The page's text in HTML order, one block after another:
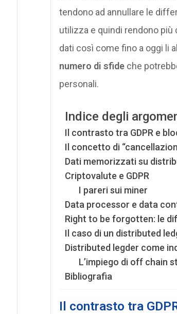
tendono ad annullare le
utilizza e quindi rendono
dati così come fino a oggi li
numero di sfideche
personali.
Indice degli
Il contrasto tra GDPR e
Il concetto di
Dati memorizzati su
Criptovalute e GDPR
I pareri sui miner
Data processor e data
Right to be forgotten: le
Il caso di un distributed
Distributed legder come
L’impiego di off chain
Bibliografia
Il contrasto tra